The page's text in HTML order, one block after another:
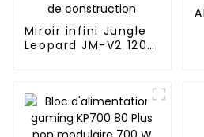
Miroir infini Jungle
Leopard JM-V2 120